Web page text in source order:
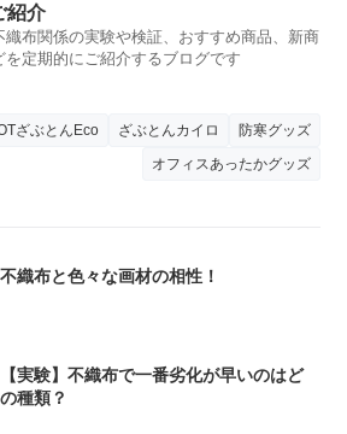
紹介
布関係の実験や検証、おすすめ商品、新商
定期的にご紹介するブログです
ざぶとんEco ざぶとんカイロ
防寒グッズ
オフィスあったかグッズ
不織布と色々な画材の相性！
【実験】不織布で一番劣化が早いのはど
の種類？